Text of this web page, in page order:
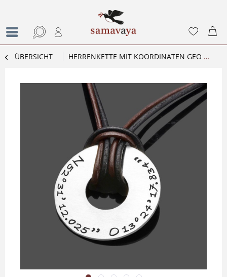
ÜBERSICHT HERRENKETTE MIT KOORDINATEN GEO MEN MÄNNERKETTE MIT GRAVUR